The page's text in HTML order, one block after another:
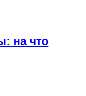
на что